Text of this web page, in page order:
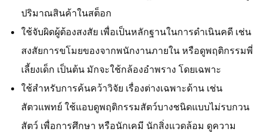
ปริมาณสินค้าในสต็อก
ใช้จับผิดผู้ต้องสงสัย เพื่อเป็นหลักฐานในการดำเนินคดี เช่น
สงสัยการขโมยของจากพนักงานภายใน หรือดูพฤติกรรมพี่
เลี้ยงเด็ก เป็นต้น มักจะใช้กล้องอำพราง โดยเฉพาะ
ใช้สำหรับการค้นคว้าวิจัย เรื่องต่างเฉพาะด้าน เช่น
สัตวแพทย์ ใช้แอบดูพฤติกรรมสัตว์บางชนิดแบบไม่รบกวน
สัตว์ เพื่อการศึกษา หรือนักเคมี นักสิ่งแวดล้อม ดูความ